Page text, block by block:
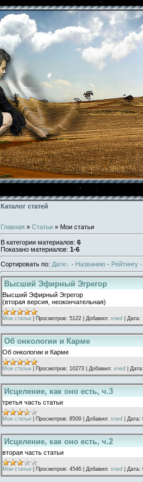
Каталог статей
Главная » Статьи » Мои статьи
В категории материалов: 6
Показано материалов: 1-6
Сортировать по: Дате · Названию · Рейтингу ·
Высший Эфирный Эгрегор
Высший Эфирный Эгрегор
(вторая версия, неокончательная)
Мои статьи Просмотров: 5122 Добавил: xned Дата:
Об онкологии и Карме
Об онкологии и Кармe
Мои статьи Просмотров: 10273 Добавил: xned Дата:
Исцеление, как оно есть, ч.3
третья часть статьи
Мои статьи Просмотров: 8509 Добавил: xned Дата:
Исцеление, как оно есть, ч.2
вторая часть статьи
Мои статьи Просмотров: 4546 Добавил: xned Дата: